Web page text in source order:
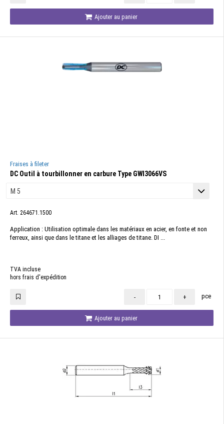
Ajouter au panier
Fraises à fileter
DC Outil à tourbillonner en carbure Type GWI3066VS
Art. 264671.1500
Application : Utilisation optimale dans les matériaux en acier, en fonte et non
ferreux, ainsi que dans le titane et les alliages de titane. DI ...
TVA incluse
hors frais d'expédition
- + pce
Ajouter au panier